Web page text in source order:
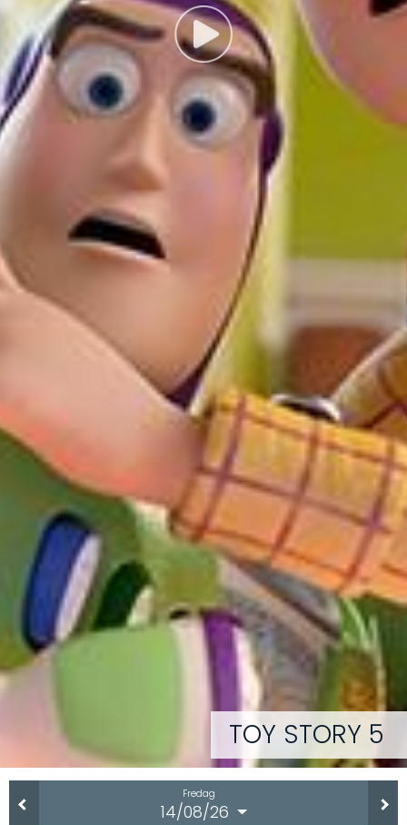
TOY STORY 5
Fredag
14/08/26